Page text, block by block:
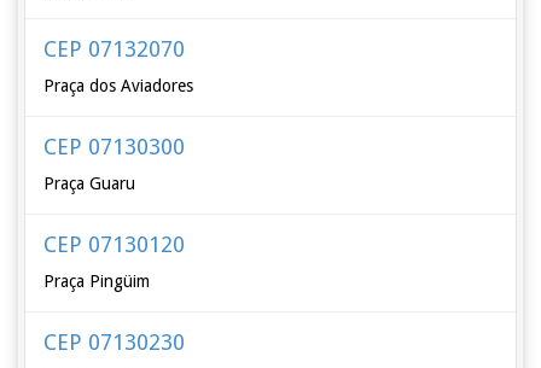
CEP 07132070
Praça dos Aviadores
CEP 07130300
Praça Guaru
CEP 07130120
Praça Pingüim
CEP 07130230